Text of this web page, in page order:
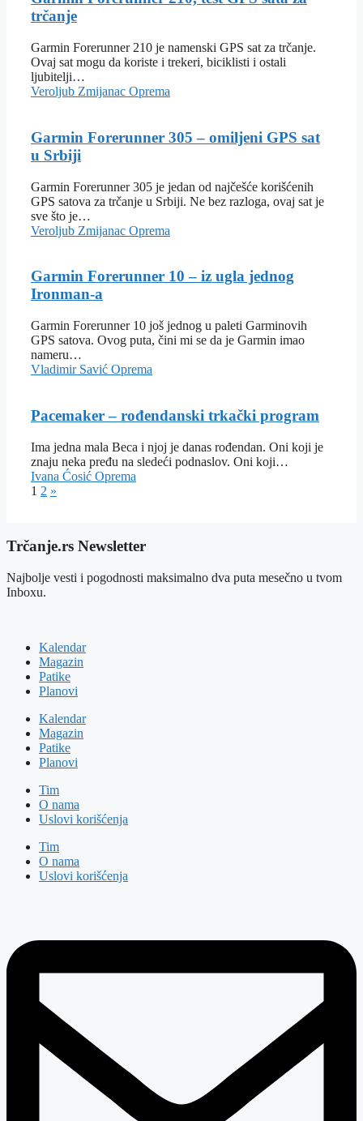
trčanje
Garmin Forerunner 210 je namenski GPS sat za trčanje.
Ovaj sat mogu da koriste i trekeri, biciklisti i ostali
ljubitelji…
Veroljub Zmijanac Oprema
Garmin Forerunner 305 – omiljeni GPS sat
u Srbiji
Garmin Forerunner 305 je jedan od najčešće korišćenih
GPS satova za trčanje u Srbiji. Ne bez razloga, ovaj sat je
sve što je…
Veroljub Zmijanac Oprema
Garmin Forerunner 10 – iz ugla jednog
Ironman-a
Garmin Forerunner 10 još jednog u paleti Garminovih
GPS satova. Ovog puta, čini mi se da je Garmin imao
nameru…
Vladimir Savić Oprema
Pacemaker – rođendanski trkački program
Ima jedna mala Beca i njoj je danas rođendan. Oni koji je
znaju neka pređu na sledeći podnaslov. Oni koji…
Ivana Ćosić Oprema
1 2 »
Trčanje.rs Newsletter
Najbolje vesti i pogodnosti maksimalno dva puta mesečno u tvom
Inboxu.
Kalendar
Magazin
Patike
Planovi
Kalendar
Magazin
Patike
Planovi
Tim
O nama
Uslovi korišćenja
Tim
O nama
Uslovi korišćenja